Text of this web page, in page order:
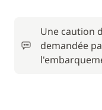
WifiUne caution
demandée